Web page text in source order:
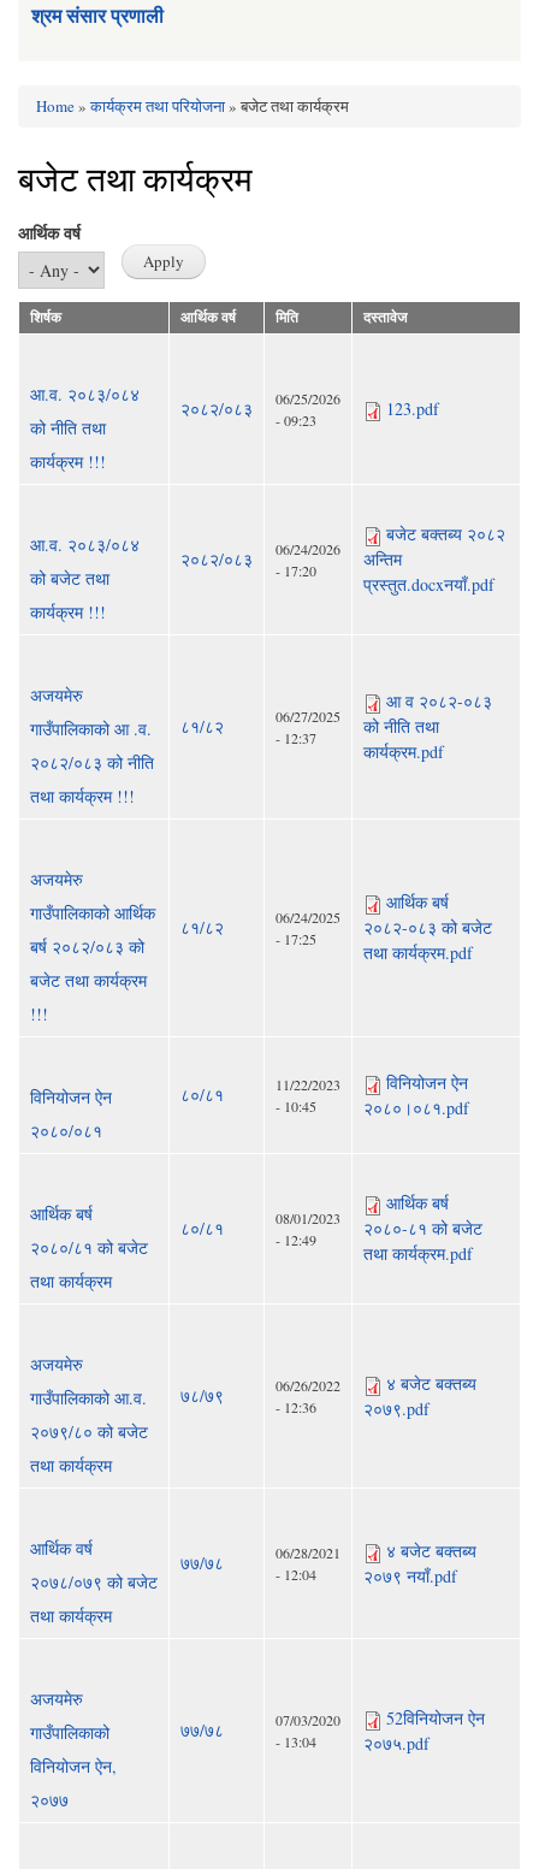
श्रम संसार प्रणाली
You are here
Home»कार्यक्रम तथा परियोजना» बजेट तथा कार्यक्रम
बजेट तथा कार्यक्रम
आर्थिक वर्ष
शिर्षक आर्थिक वर्ष मिति दस्तावेज
आ.व. २०८३/०८४
को नीति तथा
कार्यक्रम !!!
२०८२/०८३
06/25/2026
- 09:23
123.pdf
आ.व. २०८३/०८४
को बजेट तथा
कार्यक्रम !!!
२०८२/०८३
06/24/2026
- 17:20
बजेट बक्तब्य २०८२
अन्तिम
प्रस्तुत.docxनयाँ.pdf
अजयमेरु
गाउँपालिकाको आ .व.
२०८२/०८३ को नीति
तथा कार्यक्रम !!!
८१/८२
06/27/2025
- 12:37
आ व २०८२-०८३
को नीति तथा
कार्यक्रम.pdf
अजयमेरु
गाउँपालिकाको आर्थिक
बर्ष २०८२/०८३ को
बजेट तथा कार्यक्रम
!!!
८१/८२
06/24/2025
- 17:25
आर्थिक बर्ष
२०८२-०८३ को बजेट
तथा कार्यक्रम.pdf
विनियोजन ऐन
२०८०/०८१
८०/८१
11/22/2023
- 10:45
विनियोजन ऐन
२०८०।०८१.pdf
आर्थिक बर्ष
२०८०/८१ को बजेट
तथा कार्यक्रम
८०/८१
08/01/2023
- 12:49
आर्थिक बर्ष
२०८०-८१ को बजेट
तथा कार्यक्रम.pdf
अजयमेरु
गाउँपालिकाको आ.व.
२०७९/८० को बजेट
तथा कार्यक्रम
७८/७९
06/26/2022
- 12:36
४ बजेट बक्तब्य
२०७९.pdf
आर्थिक वर्ष
२०७८/०७९ को बजेट
तथा कार्यक्रम
७७/७८
06/28/2021
- 12:04
४ बजेट बक्तब्य
२०७९ नयाँ.pdf
अजयमेरु
गाउँपालिकाको
विनियोजन ऐन,
२०७७
७७/७८
07/03/2020
- 13:04
52विनियोजन ऐन
२०७५.pdf